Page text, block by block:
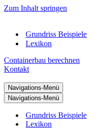
Zum Inhalt springen
Grundriss Beispiele
Lexikon
Containerbau berechnen
Kontakt
Navigations-Menü
Navigations-Menü
Grundriss Beispiele
Lexikon